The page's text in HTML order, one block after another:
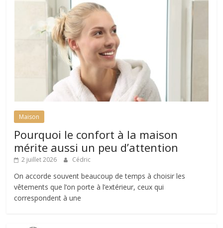
Maison
Pourquoi le confort à la maison
mérite aussi un peu d’attention
2 juillet 2026 Cédric
On accorde souvent beaucoup de temps à choisir les
vêtements que l’on porte à l’extérieur, ceux qui
correspondent à une